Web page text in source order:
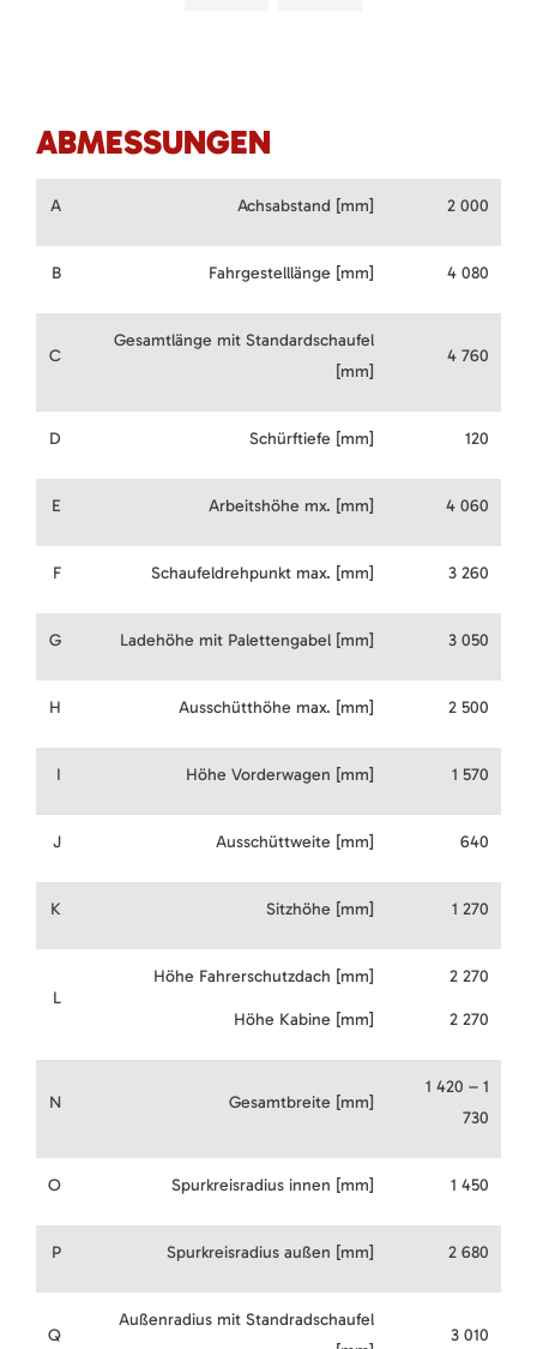
ABMESSUNGEN
A Achsabstand [mm] 2 000
B Fahrgestelllänge [mm] 4 080
C
Gesamtlänge mit Standardschaufel
[mm]
4 760
D Schürftiefe [mm] 120
E Arbeitshöhe mx. [mm] 4 060
F Schaufeldrehpunkt max. [mm] 3 260
G Ladehöhe mit Palettengabel [mm] 3 050
H Ausschütthöhe max. [mm] 2 500
I Höhe Vorderwagen [mm] 1 570
J Ausschüttweite [mm] 640
K Sitzhöhe [mm] 1 270
L
Höhe Fahrerschutzdach [mm]
Höhe Kabine [mm]
2 270
2 270
N Gesamtbreite [mm]
1 420 – 1
730
O Spurkreisradius innen [mm] 1 450
P Spurkreisradius außen [mm] 2 680
Q
Außenradius mit Standradschaufel
3 010